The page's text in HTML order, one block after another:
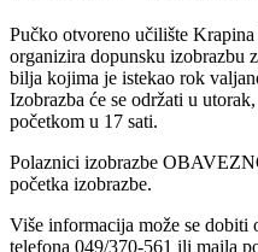
Pučko otvoreno učilište
organizira dopunsku izobrazbu
bilja kojima je istekao rok
Izobrazba će se održati u
početkom u 17 sati.
Polaznici izobrazbe
početka izobrazbe.
Više informacija može se
telefona 049/370-561 ili maila